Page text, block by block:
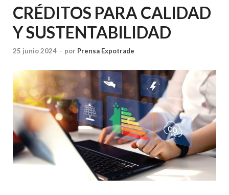
CRÉDITOS PARA CALIDAD
Y SUSTENTABILIDAD
25 junio 2024 - por Prensa Expotrade